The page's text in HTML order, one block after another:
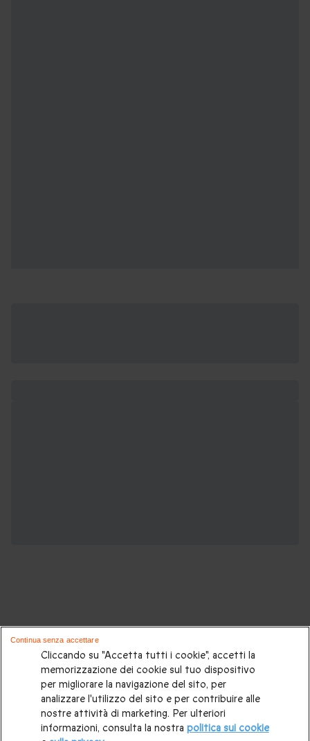
Potrebbero piacerti anche questi cofanetti
regalo:
Cosa regalare?|Idee regalo originali|Perchè regalare una
gift card|Buono regalo|Regali di compleanno
per la coppia|Regalo per matrimonio|Regalo anniversario
Cliccando su "Accetta tutti i cookie", accetti la
memorizzazione dei cookie sul tuo dispositivo
per migliorare la navigazione del sito, per
analizzare l'utilizzo del sito e per contribuire alle
nostre attività di marketing. Per ulteriori
informazioni, consulta la nostra politica sui cookie
Continua senza accettare